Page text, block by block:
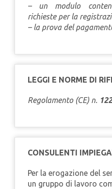
– un modulo
richieste per la
– la prova del
LEGGI E NORME DI
Regolamento (CE) n.
CONSULENTI
Per la erogazione del
un gruppo di lavoro